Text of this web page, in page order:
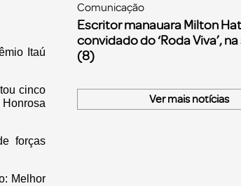
Itaú
cinco
forças
Melhor
Comunicação
Escritor manauara Milton
convidado do ‘Roda Viva’,
(8)
Ver mais notícias